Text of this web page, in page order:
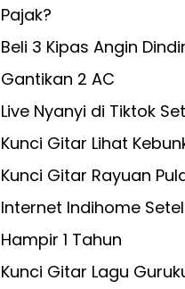
Pajak?
Beli 3 Kipas Angin
Gantikan 2 AC
Live Nyanyi di Tiktok
Kunci Gitar Lihat
Kunci Gitar Rayuan
Internet Indihome
Hampir 1 Tahun
Kunci Gitar Lagu